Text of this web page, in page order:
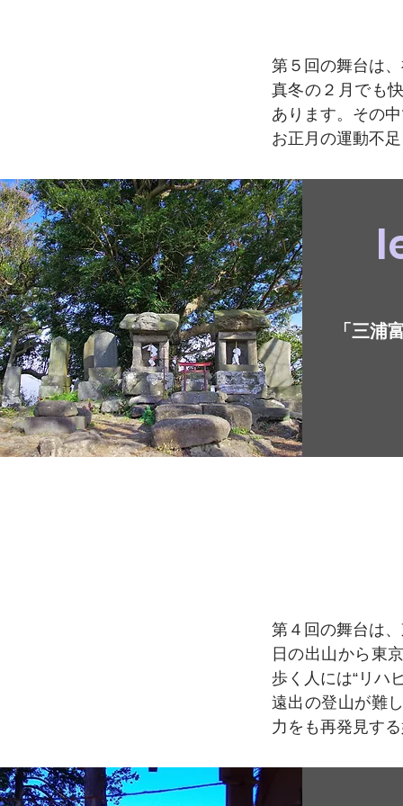
第５回の舞台は
真冬の２月でも
あります。その
お正月の運動不
「三浦
第４回の舞台は
日の出山から東
歩く人には“リハ
遠出の登山が難
力をも再発見す